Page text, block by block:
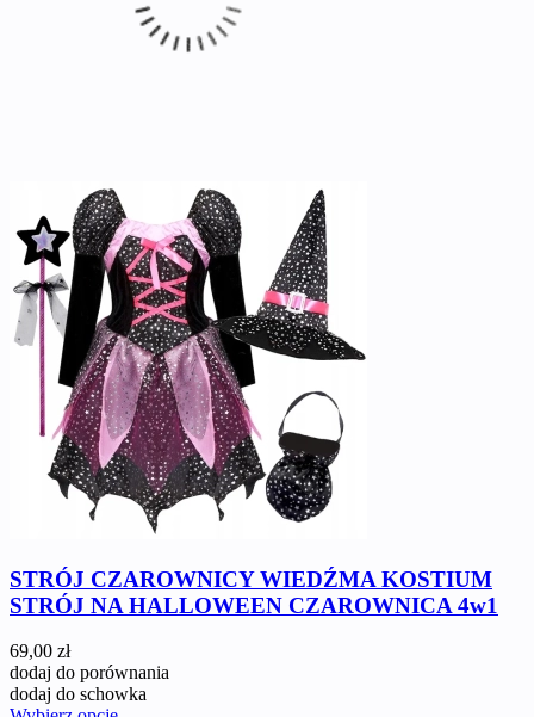
STRÓJ CZAROWNICY WIEDŹMA KOSTIUM
STRÓJ NA HALLOWEEN CZAROWNICA 4w1
69,00 zł
dodaj do porównania
dodaj do schowka